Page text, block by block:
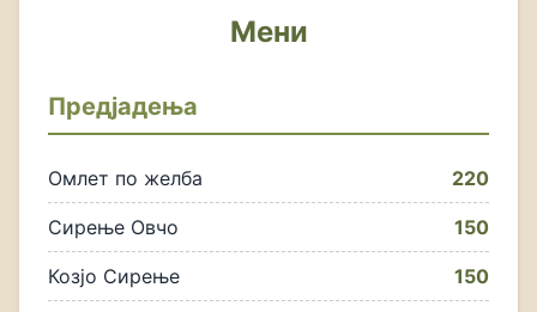
Мени
Предјадења
Омлет по желба 220
Сирење Овчо 150
Козјо Сирење 150